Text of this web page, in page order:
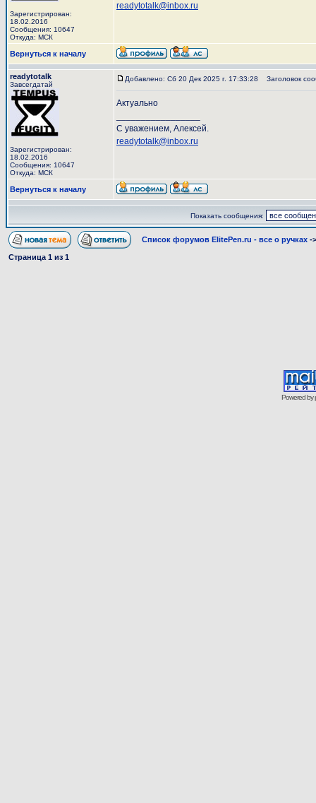
Зарегистрирован:
18.02.2016
Сообщения: 10647
Откуда: МСК
readytotalk@inbox.ru
Вернуться к началу
readytotalk
Завсегдатай
Зарегистрирован:
18.02.2016
Сообщения: 10647
Откуда: МСК
Добавлено: Сб 20 Дек 2025 г. 17:33:28 Заголовок
Актуально
С уважением, Алексей.
readytotalk@inbox.ru
Вернуться к началу
Показать сообщения:
Список форумов ElitePen.ru - все о ручках -
Страница 1 из 1
Powered by